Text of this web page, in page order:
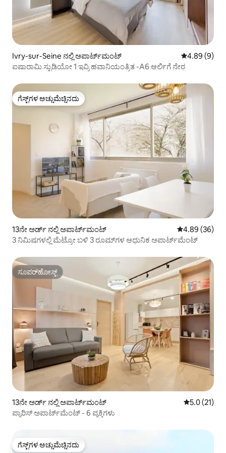
Ivry-sur-Seine ನಲ್ಲಿ ಅಪಾರ್ಟ್‌ಮಂಟ್ 5 ರಲ್ಲಿ 4.89
4.89 (9)
ಐಷಾರಾಮಿ ಸ್ಟುಡಿಯೋ 1 ಇವ್ರಿ ಹವಾನಿಯಂತ್ರಿತ -A6 ಆರ್ಲಿಗೆ ನೇರ
ಗೆಸ್ಟ್‌ಗಳ ಅಚ್ಚುಮೆಚ್ಚಿನದು
ಗೆಸ್ಟ್‌ಗಳ ಅಚ್ಚುಮೆಚ್ಚಿನದು
13ನೇ ಅರ್ಡ್ ನಲ್ಲಿ ಅಪಾರ್ಟ್‌ಮಂಟ್ 5 ರಲ್ಲಿ 4.89
4.89 (36)
3 ನಿಮಿಷಗಳಲ್ಲಿ ಮೆಟ್ರೋ ಬಳಿ 3 ರೂಮ್‌ಗಳ ಆಧುನಿಕ ಅಪಾರ್ಟ್‌ಮೆಂಟ್
ಸೂಪರ್‌ಹೋಸ್ಟ್
ಸೂಪರ್‌ಹೋಸ್ಟ್
13ನೇ ಅರ್ಡ್ ನಲ್ಲಿ ಅಪಾರ್ಟ್‌ಮಂಟ್ 5 ರಲ್ಲಿ 5.0
5.0 (21)
ಪ್ಯಾರಿಸ್ ಅಪಾರ್ಟ್‌ಮೆಂಟ್ - 6 ವ್ಯಕ್ತಿಗಳು
ಗೆಸ್ಟ್‌ಗಳ ಅಚ್ಚುಮೆಚ್ಚಿನದು
ಗೆಸ್ಟ್‌ಗಳ ಅಚ್ಚುಮೆಚ್ಚಿನದು